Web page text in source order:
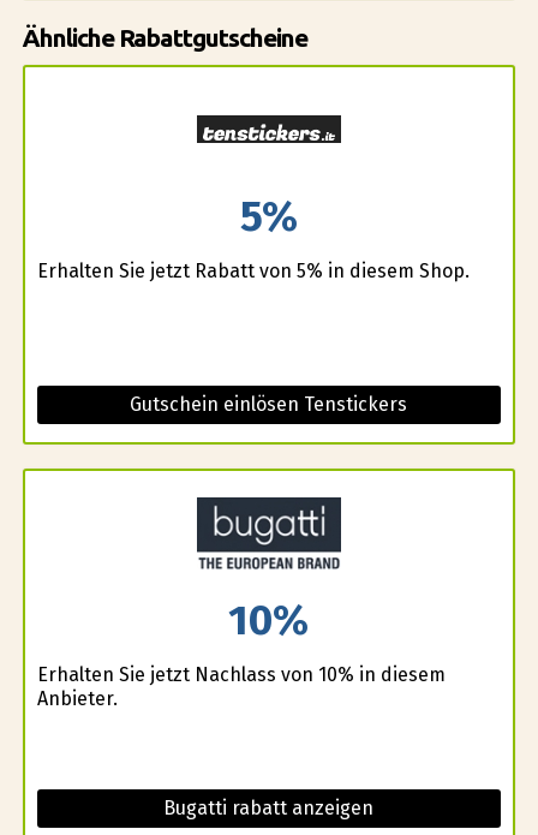
Ähnliche Rabattgutscheine
5%
Erhalten Sie jetzt Rabatt von 5% in diesem Shop.
Gutschein einlösen Tenstickers
10%
Erhalten Sie jetzt Nachlass von 10% in diesem
Anbieter.
Bugatti rabatt anzeigen